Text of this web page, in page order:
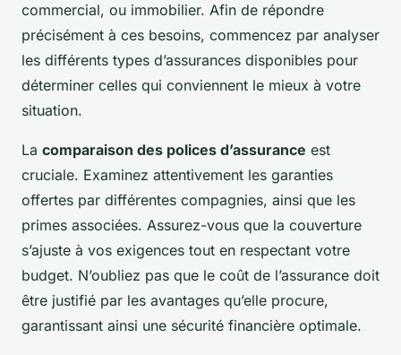
commercial, ou immobilier. Afin de répondre
précisément à ces besoins, commencez par analyser
les différents types d’assurances disponibles pour
déterminer celles qui conviennent le mieux à votre
situation.
La comparaison des polices d’assurance est
cruciale. Examinez attentivement les garanties
offertes par différentes compagnies, ainsi que les
primes associées. Assurez-vous que la couverture
s’ajuste à vos exigences tout en respectant votre
budget. N’oubliez pas que le coût de l’assurance doit
être justifié par les avantages qu’elle procure,
garantissant ainsi une sécurité financière optimale.